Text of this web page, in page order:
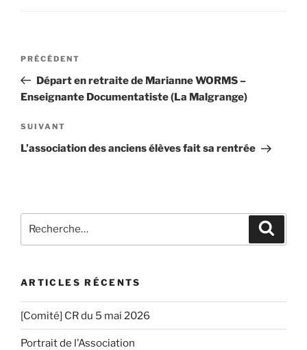
Navigation
l’article
Article
précédent
PRÉCÉDENT
Départ en retraite de Marianne WORMS –
Enseignante Documentatiste (La Malgrange)
Article
suivant
SUIVANT
L’association des anciens élèves fait sa rentrée
pour
ARTICLES RÉCENTS
[Comité] CR du 5 mai 2026
Portrait de l’Association